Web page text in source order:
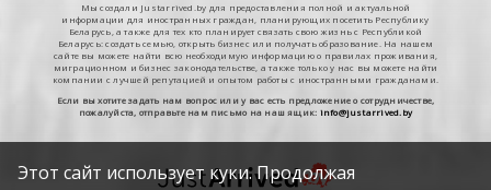
Этот сайт использует куки. Продолжая
Мы создали Justarrived.by для предоставления полной и актуальной
информации для иностранных граждан, планирующих посетить Республику
Беларусь, а также для тех кто планирует связать свою жизнь с Республикой
Беларусь: создать семью, открыть бизнес или получать образование. На нашем
сайте вы можете найти всю необходимую информацию о правилах проживания,
миграционном и бизнес законодательстве, а также только у нас вы можете найти
компании с лучшей репутацией и опытом работы с иностранными гражданами.
Если вы хотите задать нам вопрос или у вас есть предложение о сотрудничестве,
пожалуйста, отправьте нам письмо на наш ящик: info@justarrived.by